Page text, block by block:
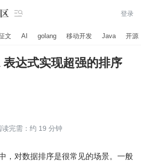
 登录
文 AI golang 移动开发 Java 开源
达式实现超强的排序
读完需：约 19 分钟
，对数据排序是很常见的场景。一般